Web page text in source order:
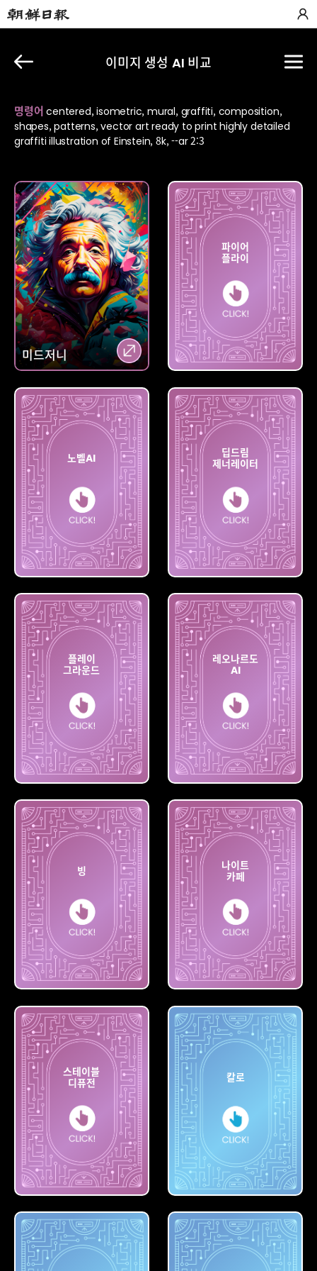
이미지 생성 AI 비교
명령어 centered, isometric, mural, graffiti, composition,
shapes, patterns, vector art ready to print highly detailed
graffiti illustration of Einstein, 8k, --ar 2:3
미드저니
미드저니
파이어
플라이
파이어
플라이
노벨AI
노벨AI
딥드림
제너레이터
딥드림
제너레이터
플레이
그라운드
플레이
그라운드
레오나르도
AI
레오나르도
AI
빙
빙
나이트카페
나이트
카페
스테이블
디퓨전
스테이블
디퓨전
칼로
칼로